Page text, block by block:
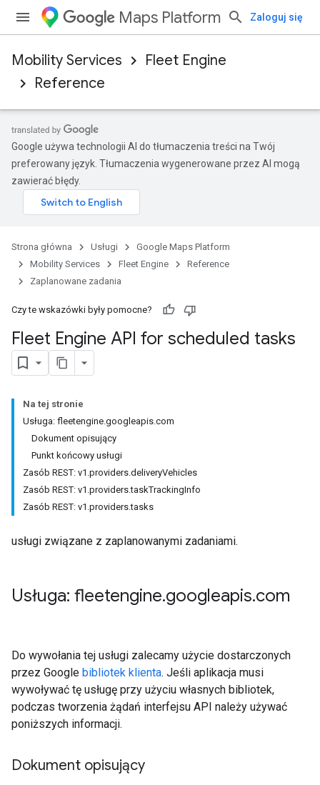
Maps Platform Zaloguj się
Mobility Services
Fleet Engine
Reference
Google używa technologii AI do tłumaczenia treści na Twój
preferowany język. Tłumaczenia wygenerowane przez AI mogą
zawierać błędy.
Strona główna Usługi
Google Maps Platform
Mobility Services
Fleet Engine
Reference
Zaplanowane zadania
Czy te wskazówki były pomocne?
Fleet Engine API for scheduled tasks
Na tej stronie
Usługa: fleetengine.googleapis.com
Dokument opisujący
Punkt końcowy usługi
Zasób REST: v1.providers.deliveryVehicles
Zasób REST: v1.providers.taskTrackingInfo
Zasób REST: v1.providers.tasks
usługi związane z zaplanowanymi zadaniami.
Usługa: fleetengine.googleapis.com
Do wywołania tej usługi zalecamy użycie dostarczonych
przez Google bibliotek klienta. Jeśli aplikacja musi
wywoływać tę usługę przy użyciu własnych bibliotek,
podczas tworzenia żądań interfejsu API należy używać
poniższych informacji.
Dokument opisujący